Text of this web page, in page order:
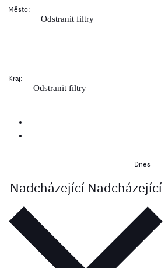
Město:
Odstranit filtry
Kraj:
Odstranit filtry
Dnes
Nadcházející Nadcházející